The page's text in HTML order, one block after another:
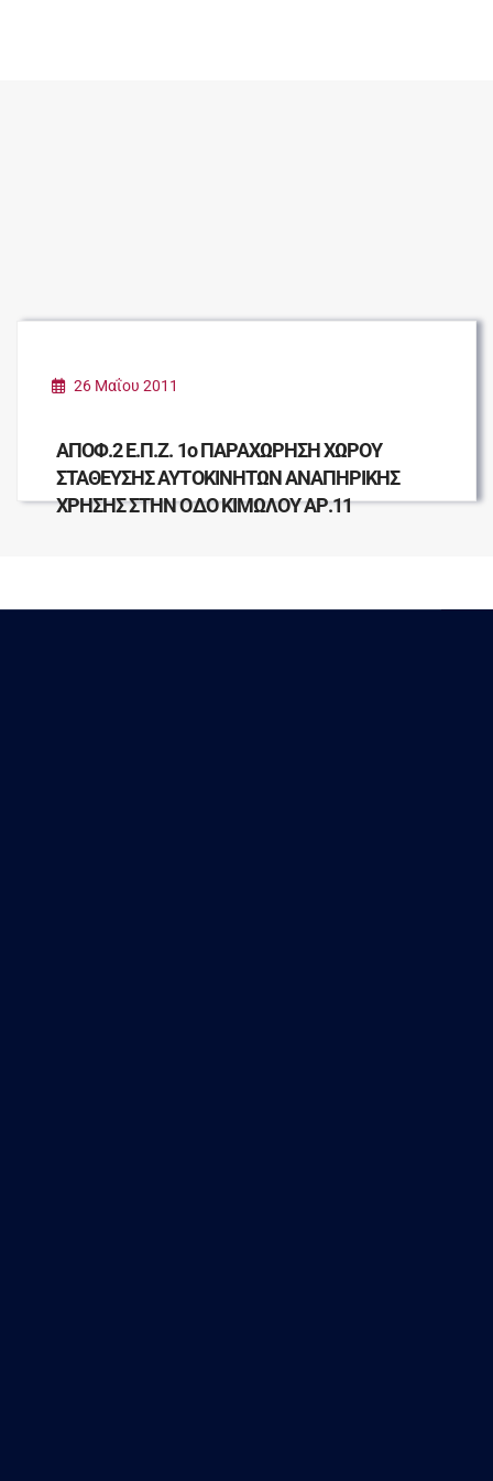
26 Μαΐου 2011
ΑΠΟΦ.2 Ε.Π.Ζ. 1ο ΠΑΡΑΧΩΡΗΣΗ ΧΩΡΟΥ
ΣΤΑΘΕΥΣΗΣ ΑΥΤΟΚΙΝΗΤΩΝ ΑΝΑΠΗΡΙΚΗΣ
ΧΡΗΣΗΣ ΣΤΗΝ ΟΔΟ ΚΙΜΩΛΟΥ ΑΡ.11